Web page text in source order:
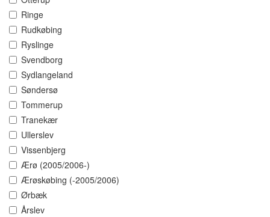
Ringe
Rudkøbing
Ryslinge
Svendborg
Sydlangeland
Søndersø
Tommerup
Tranekær
Ullerslev
Vissenbjerg
Ærø (2005/2006-)
Ærøskøbing (-2005/2006)
Ørbæk
Årslev